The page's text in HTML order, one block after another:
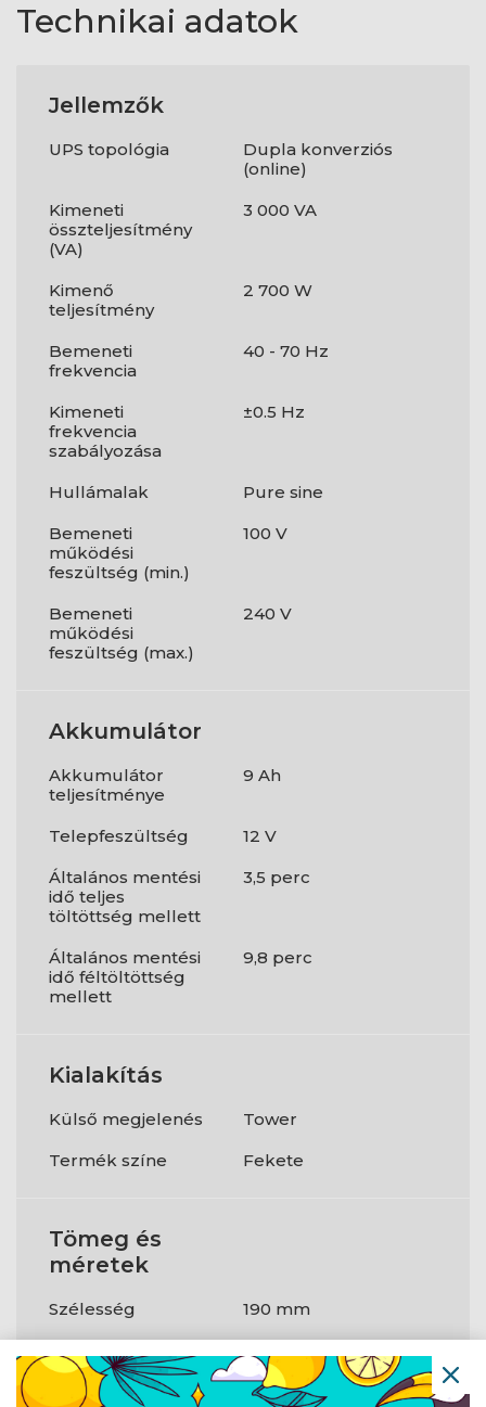
Technikai adatok
Jellemzők
UPS topológia
Dupla konverziós
(online)
Kimeneti
összteljesítmény
(VA)
3 000 VA
Kimenő
teljesítmény
2 700 W
Bemeneti
frekvencia
40 - 70 Hz
Kimeneti
frekvencia
szabályozása
±0.5 Hz
Hullámalak
Pure sine
Bemeneti
működési
feszültség (min.)
100 V
Bemeneti
működési
feszültség (max.)
240 V
Akkumulátor
Akkumulátor
teljesítménye
9 Ah
Telepfeszültség
12 V
Általános mentési
idő teljes
töltöttség mellett
3,5 perc
Általános mentési
idő féltöltöttség
mellett
9,8 perc
Kialakítás
Külső megjelenés
Tower
Termék színe
Fekete
Tömeg és
méretek
Szélesség
190 mm
Magasság
318 mm